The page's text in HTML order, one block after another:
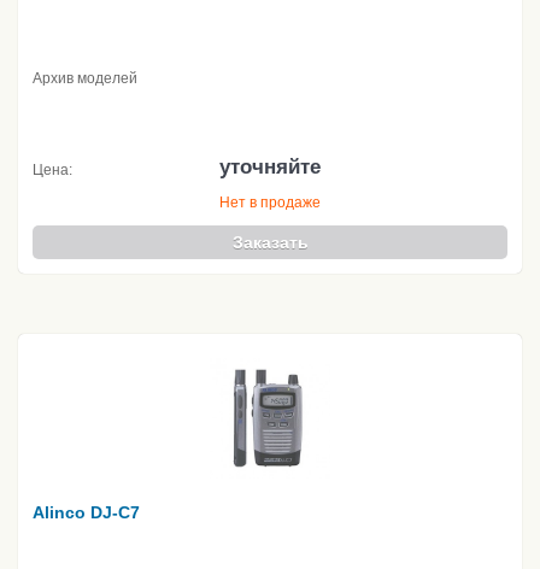
Архив моделей
Цена: уточняйте
Нет в продаже
Заказать
Alinco DJ-C7